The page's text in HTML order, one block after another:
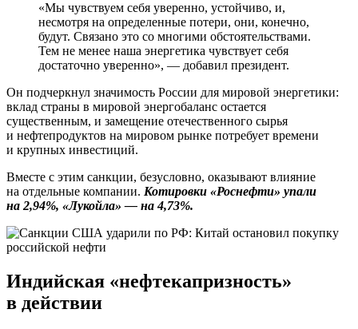
«Мы чувствуем себя уверенно, устойчиво, и,
несмотря на определенные потери, они, конечно,
будут. Связано это со многими обстоятельствами.
Тем не менее наша энергетика чувствует себя
достаточно уверенно», — добавил президент.
Он подчеркнул значимость России для мировой энергетики:
вклад страны в мировой энергобаланс остается
существенным, и замещение отечественного сырья
и нефтепродуктов на мировом рынке потребует времени
и крупных инвестиций.
Вместе с этим санкции, безусловно, оказывают влияние
на отдельные компании. Котировки «Роснефти» упали
на 2,94%, «Лукойла» — на 4,73%.
Индийская «нефтекапризность»
в действии